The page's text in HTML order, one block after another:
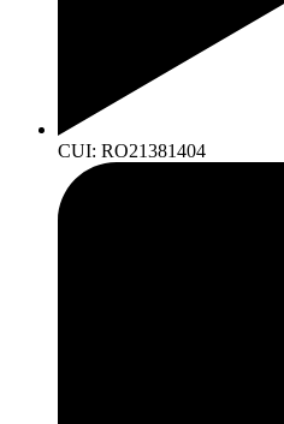
CUI: RO21381404